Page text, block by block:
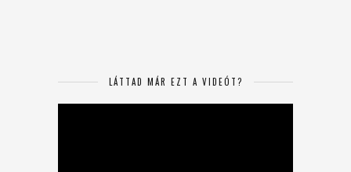
LÁTTAD MÁR EZT A VIDEÓT?